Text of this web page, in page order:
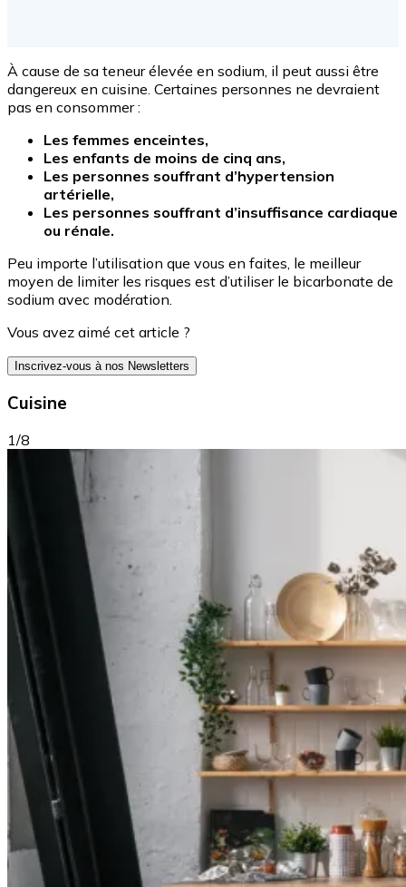
À cause de sa teneur élevée en sodium, il peut aussi être
dangereux en cuisine. Certaines personnes ne devraient
pas en consommer :
Les femmes enceintes,
Les enfants de moins de cinq ans,
Les personnes souffrant d’hypertension
artérielle,
Les personnes souffrant d’insuffisance cardiaque
ou rénale.
Peu importe l’utilisation que vous en faites, le meilleur
moyen de limiter les risques est d’utiliser le bicarbonate de
sodium avec modération.
Vous avez aimé cet article ?
Inscrivez-vous à nos Newsletters
Cuisine
1/8